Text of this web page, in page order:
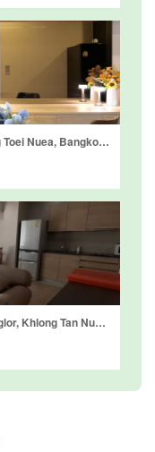
Condo for rent in Ashton Asoke, Khlong Toei Nuea, Bangkok near MRT Sukhumvit
2 Bedroom Condo for rent in D 25 Thonglor, Khlong Tan Nuea, Bangkok near BTS Thong Lo